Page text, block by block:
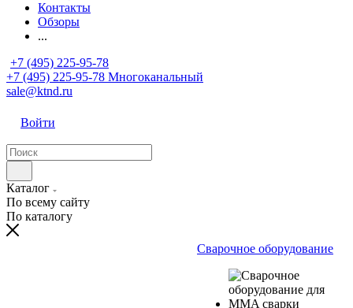
Контакты
Обзоры
...
+7 (495) 225-95-78
+7 (495) 225-95-78 Многоканальный
sale@ktnd.ru
Войти
Каталог
По всему сайту
По каталогу
Сварочное оборудование